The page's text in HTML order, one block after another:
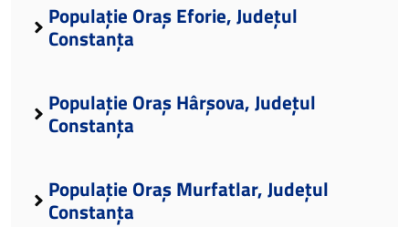
Populație Oraș Eforie, Județul
Constanța
Populație Oraș Hârșova, Județul
Constanța
Populație Oraș Murfatlar, Județul
Constanța